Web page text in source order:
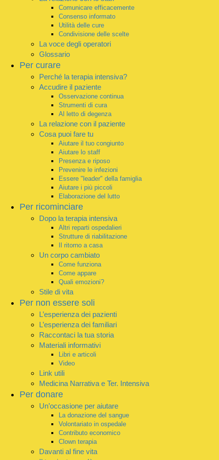
Comunicare efficacemente
Consenso informato
Utilità delle cure
Condivisione delle scelte
La voce degli operatori
Glossario
Per curare
Perché la terapia intensiva?
Accudire il paziente
Osservazione continua
Strumenti di cura
Al letto di degenza
La relazione con il paziente
Cosa puoi fare tu
Aiutare il tuo congiunto
Aiutare lo staff
Presenza e riposo
Prevenire le infezioni
Essere "leader" della famiglia
Aiutare i più piccoli
Elaborazione del lutto
Per ricominciare
Dopo la terapia intensiva
Altri reparti ospedalieri
Strutture di riabilitazione
Il ritorno a casa
Un corpo cambiato
Come funziona
Come appare
Quali emozioni?
Stile di vita
Per non essere soli
L’esperienza dei pazienti
L’esperienza dei familiari
Raccontaci la tua storia
Materiali informativi
Libri e articoli
Video
Link utili
Medicina Narrativa e Ter. Intensiva
Per donare
Un’occasione per aiutare
La donazione del sangue
Volontariato in ospedale
Contributo economico
Clown terapia
Davanti al fine vita